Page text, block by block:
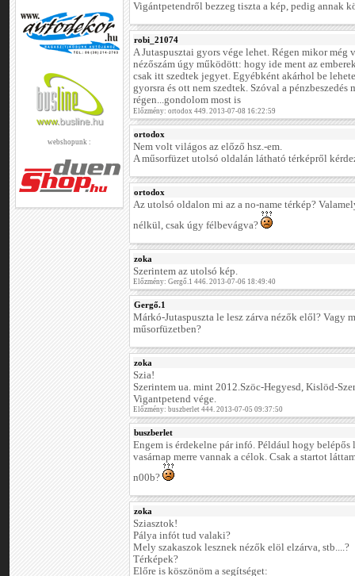
webshopunk :
Vigántpetendről bezzeg tiszta a kép, pedig annak
robi_21074
A Jutaspusztai gyors vége lehet. Régen mikor még
nézőszám úgy működött: hogy ide ment az
csak itt szedtek jegyet. Egyébként akárhol be
gyorsra és ott nem szedtek. Szóval a
régen...gondolom most is
Előzmény: ortodox 449. 2013-07-08 16:22:59
ortodox
Nem volt világos az előző hsz.-em.
A műsorfüzet utolsó oldalán látható térképről
ortodox
Az utolsó oldalon mi az a no-name térkép?
nélkül, csak úgy félbevágva?
zoka
Szerintem az utolsó kép.
Előzmény: Gergő.1 446. 2013-07-06 18:49:40
Gergő.1
Márkó-Jutaspuszta le lesz zárva nézők elől? Vagy
műsorfüzetben?
zoka
Szia!
Szerintem ua. mint 2012.Szöc-Hegyesd, Kislöd-
Vigantpetend vége.
Előzmény: buszberlet 444. 2013-07-05 09:37:50
buszberlet
Engem is érdekelne pár infó. Például hogy belépős
vasárnap merre vannak a célok. Csak a startot
n00b?
zoka
Sziasztok!
Pálya infót tud valaki?
Mely szakaszok lesznek nézők elöl elzárva, stb....?
Térképek?
Előre is köszönöm a segítséget: